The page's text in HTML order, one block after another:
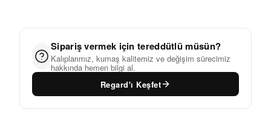
Sipariş vermek için tereddütlü müsün?
Kalıplarımız, kumaş kalitemiz ve değişim sürecimiz
hakkında hemen bilgi al.
Regard'ı Keşfet